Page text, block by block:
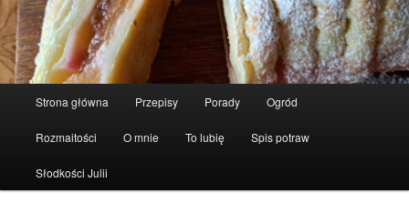
Strona główna Przepisy Porady Ogród
Rozmaitości O mnie To lubię Spis potraw
Słodkości Julii